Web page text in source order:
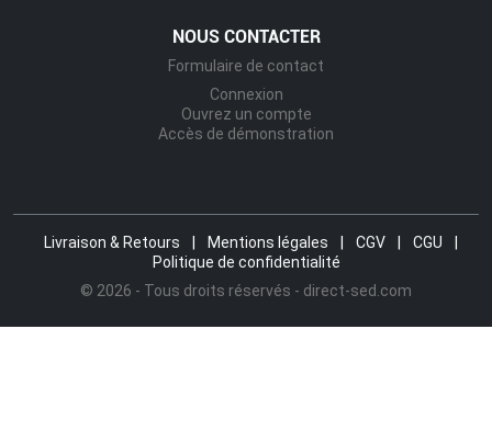
NOUS CONTACTER
Formulaire de contact
Connexion
Ouvrez un compte
Accès de démonstration
Livraison & Retours Mentions légales CGV CGU
Politique de confidentialité
© 2026 - Tous droits réservés - direct-sed.com